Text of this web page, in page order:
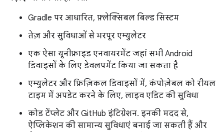
Gradle पर आधारित, फ़्लेक्सिबल बिल्ड सिस्टम
तेज़ और सुविधाओं से भरपूर एम्युलेटर
एक ऐसा यूनीफ़ाइड एनवायरमेंट जहां सभी Android
डिवाइसों के लिए डेवलपमेंट किया जा सकता है
एम्युलेटर और फ़िज़िकल डिवाइसों में, कंपोज़ेबल को रीयल
टाइम में अपडेट करने के लिए, लाइव एडिट की सुविधा
कोड टेंप्लेट और GitHub इंटिग्रेशन. इनकी मदद से,
ऐप्लिकेशन की सामान्य सुविधाएं बनाई जा सकती हैं और